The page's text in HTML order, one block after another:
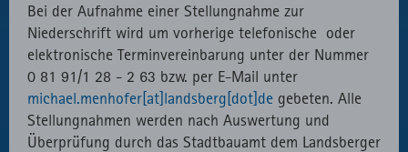
Bei der Aufnahme einer Stellungnahme zur
Niederschrift wird um vorherige telefonische oder
elektronische Terminvereinbarung unter der Nummer
0 81 91/1 28 - 2 63 bzw. per E-Mail unter
michael.menhofer[at]landsberg[dot]de gebeten. Alle
Stellungnahmen werden nach Auswertung und
Überprüfung durch das Stadtbauamt dem Landsberger